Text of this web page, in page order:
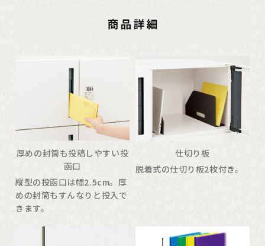
厚めの封筒も投稿しやすい投
函口
縦型の投函口は幅2.5cm。厚
めの封筒もすんなりと投入で
きます。
仕切り板
脱着式の仕切り板2枚付き。